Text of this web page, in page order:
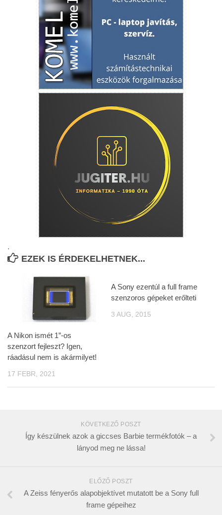
.
EZEK IS ÉRDEKELHETNEK...
A Nikon ismét 1”-os
szenzort fejleszt? Igen,
ráadásul nem is akármilyet!
17 FEBR, 2021
A Sony ezentúl a full frame
szenzoros gépeket erőlteti
3 AUG, 2015
KÖVETKEZŐ POSZT
Így készülnek azok a giccses Barbie termékfotók – a
lányod meg ne lássa!
ELŐZŐ POSZT
A Zeiss fényerős alapobjektívet mutatott be a Sony full
frame gépeihez